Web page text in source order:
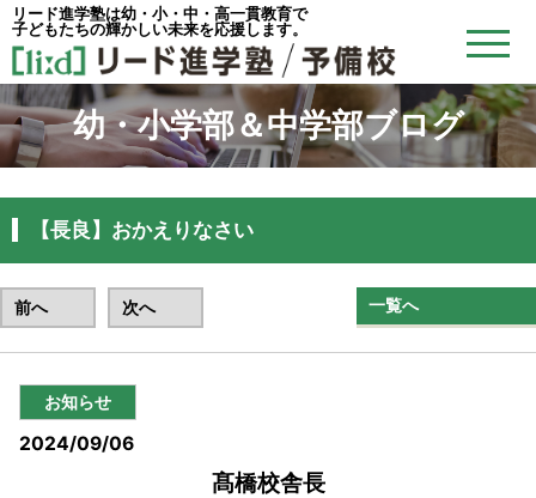
リード進学塾は幼・小・中・高一貫教育で
子どもたちの輝かしい未来を応援します。
幼・小学部＆中学部ブログ
【長良】おかえりなさい
前へ 次へ 一覧へ
お知らせ
2024/09/06
髙橋校舎長